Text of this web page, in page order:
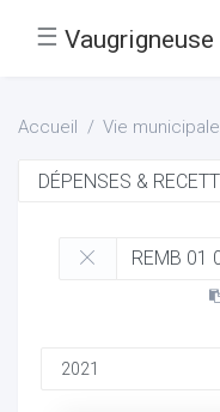
☰ Vaugrigneuse
Accueil Vie municipale